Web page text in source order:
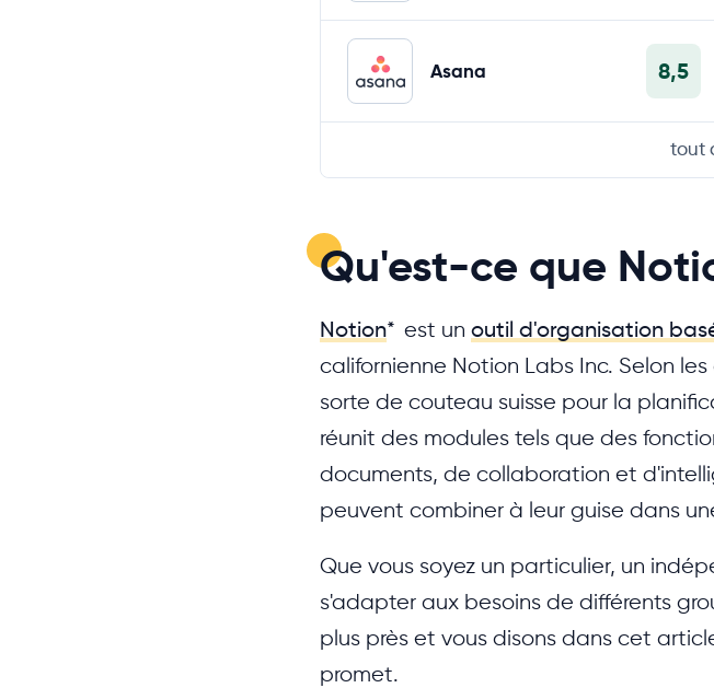
Asana 8,5
tout
Qu'est-ce que
Notion* est un outil d'organisation
californienne Notion Labs Inc. Selon
sorte de couteau suisse pour la
réunit des modules tels que des
documents, de collaboration et
peuvent combiner à leur guise dans
Que vous soyez un particulier, un
s'adapter aux besoins de différents
plus près et vous disons dans cet
promet.